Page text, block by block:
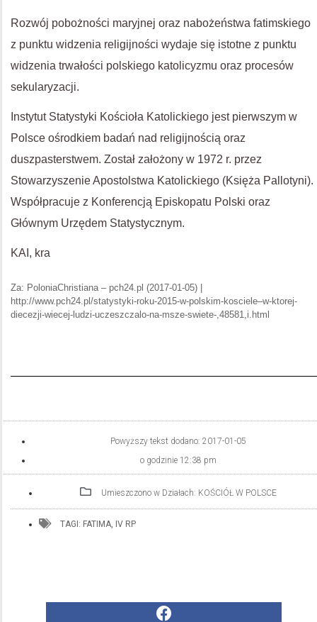
Rozwój pobożności maryjnej oraz nabożeństwa fatimskiego
z punktu widzenia religijności wydaje się istotne z punktu
widzenia trwałości polskiego katolicyzmu oraz procesów
sekularyzacji.
Instytut Statystyki Kościoła Katolickiego jest pierwszym w
Polsce ośrodkiem badań nad religijnością oraz
duszpasterstwem. Został założony w 1972 r. przez
Stowarzyszenie Apostolstwa Katolickiego (Księża Pallotyni).
Współpracuje z Konferencją Episkopatu Polski oraz
Głównym Urzędem Statystycznym.
KAI, kra
Za: PoloniaChristiana – pch24.pl (2017-01-05) |
http://www.pch24.pl/statystyki-roku-2015-w-polskim-kosciele–w-ktorej-
diecezji-wiecej-ludzi-uczeszczalo-na-msze-swiete-,48581,i.html
Powyższy tekst dodano: 2017-01-05
o godzinie 12:38 pm
Umieszczono w Działach: KOŚCIÓŁ W POLSCE
TAGI: FATIMA, IV RP